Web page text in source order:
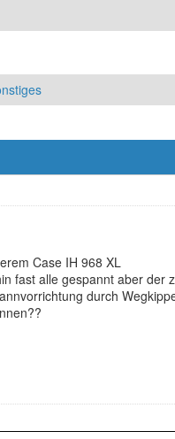
Case IH 968 XL
fast alle gespannt aber der
durch